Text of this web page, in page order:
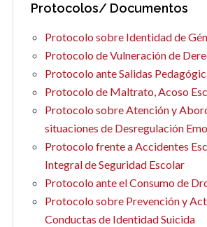
Protocolos/ Documentos
Protocolo sobre Identidad de
Protocolo de Vulneración de
Protocolo ante Salidas
Protocolo de Maltrato, Acoso
Protocolo sobre Atención y
situaciones de Desregulación
Protocolo frente a Accidentes
Integral de Seguridad Escolar
Protocolo ante el Consumo de
Protocolo sobre Prevención y
Conductas de Identidad Suicida